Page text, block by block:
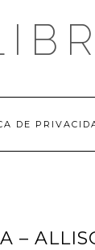
DE
–